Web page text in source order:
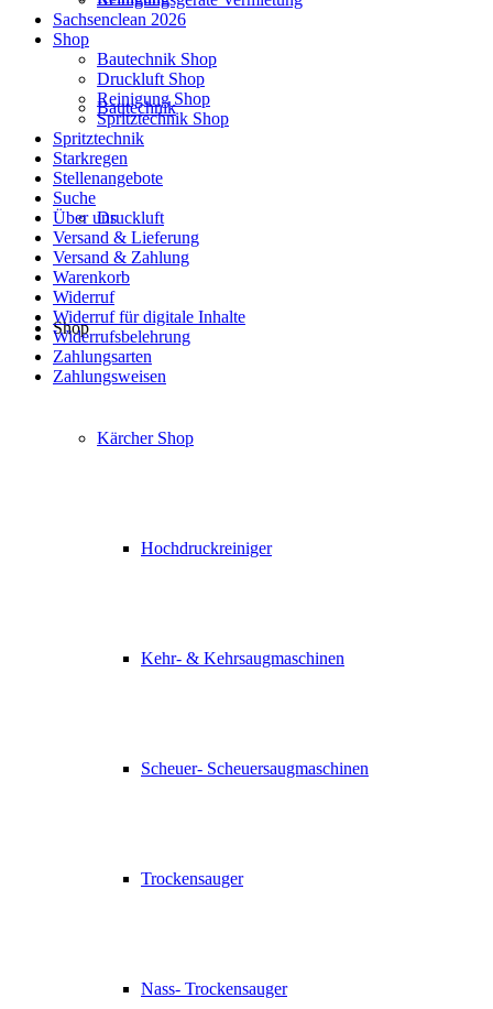
Bautechnik
Druckluft
Shop
Kärcher Shop
Hochdruckreiniger
Kehr- & Kehrsaugmaschinen
Scheuer- Scheuersaugmaschinen
Trockensauger
Nass- Trockensauger
Sachsenclean 2026
Shop
Bautechnik Shop
Druckluft Shop
Reinigung Shop
Spritztechnik Shop
Spritztechnik
Starkregen
Stellenangebote
Suche
Über uns
Versand & Lieferung
Versand & Zahlung
Warenkorb
Widerruf
Widerruf für digitale Inhalte
Widerrufsbelehrung
Zahlungsarten
Zahlungsweisen